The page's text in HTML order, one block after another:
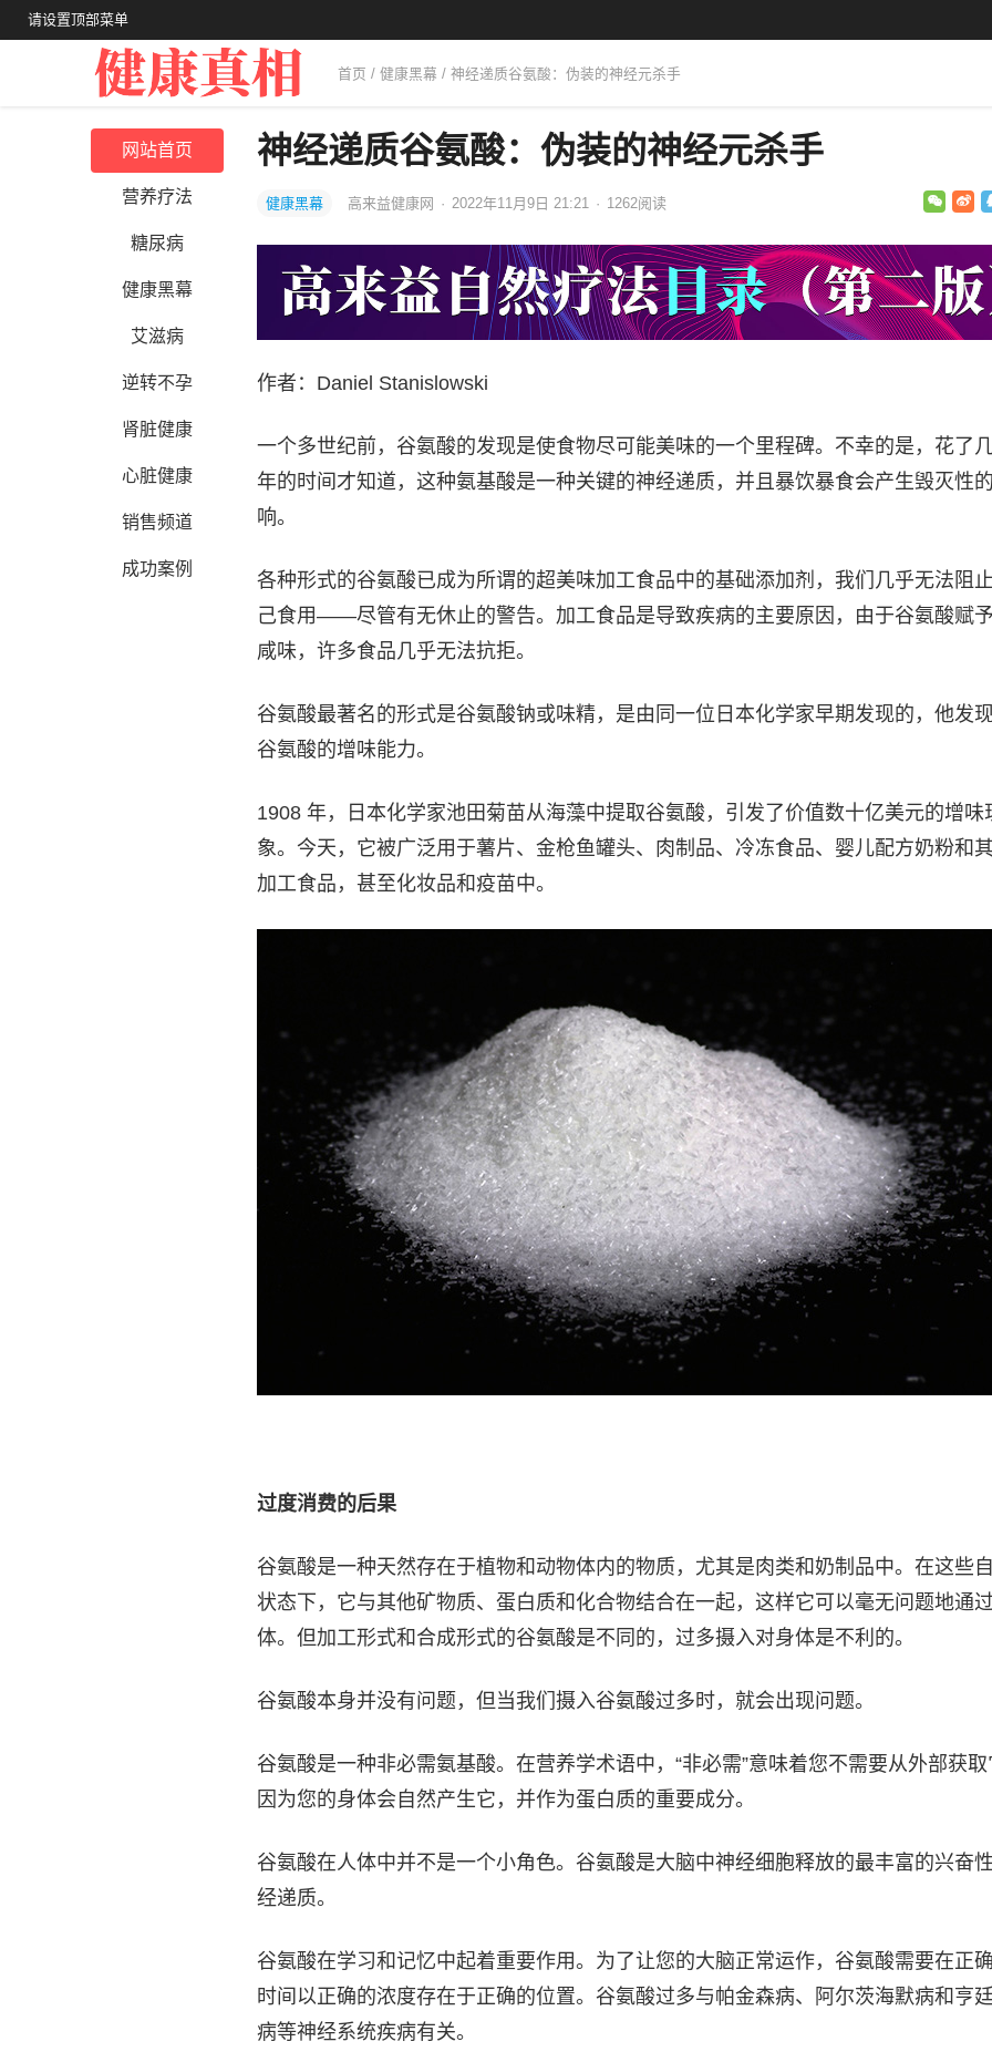
请设置顶部菜单
首页 / 健康黑幕 / 神经递质谷氨酸：伪装的神经元杀手
网站首页
营养疗法
糖尿病
健康黑幕
艾滋病
逆转不孕
肾脏健康
心脏健康
销售频道
成功案例
神经递质谷氨酸：伪装的神经元杀手
健康黑幕 高来益健康网 · 2022年11月9日 21:21 · 1262阅读
作者：Daniel Stanislowski
一个多世纪前，谷氨酸的发现是使食物尽可能美味的一个里程碑。不幸的是，花了
年的时间才知道，这种氨基酸是一种关键的神经递质，并且暴饮暴食会产生毁灭性
响。
各种形式的谷氨酸已成为所谓的超美味加工食品中的基础添加剂，我们几乎无法阻
己食用——尽管有无休止的警告。加工食品是导致疾病的主要原因，由于谷氨酸赋
咸味，许多食品几乎无法抗拒。
谷氨酸最著名的形式是谷氨酸钠或味精，是由同一位日本化学家早期发现的，他发
谷氨酸的增味能力。
1908 年，日本化学家池田菊苗从海藻中提取谷氨酸，引发了价值数十亿美元的增味
象。今天，它被广泛用于薯片、金枪鱼罐头、肉制品、冷冻食品、婴儿配方奶粉和
加工食品，甚至化妆品和疫苗中。
过度消费的后果
谷氨酸是一种天然存在于植物和动物体内的物质，尤其是肉类和奶制品中。在这些
状态下，它与其他矿物质、蛋白质和化合物结合在一起，这样它可以毫无问题地通
体。但加工形式和合成形式的谷氨酸是不同的，过多摄入对身体是不利的。
谷氨酸本身并没有问题，但当我们摄入谷氨酸过多时，就会出现问题。
谷氨酸是一种非必需氨基酸。在营养学术语中，“非必需”意味着您不需要从外部获
因为您的身体会自然产生它，并作为蛋白质的重要​​成分。
谷氨酸在人体中并不是一个小角色。谷氨酸是大脑中神经细胞释放的最丰富的兴奋
经递质。
谷氨酸在学习和记忆中起着重要作用。为了让您的大脑正常运作，谷氨酸需要在正
时间以正确的浓度存在于正确的位置。谷氨酸过多与帕金森病、阿尔茨海默病和亨
病等神经系统疾病有关。